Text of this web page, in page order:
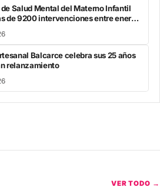
Salud Mental del Materno Infantil
de 9200 intervenciones entre enero
Balcarce celebra sus 25 años
relanzamiento
VER TODO →